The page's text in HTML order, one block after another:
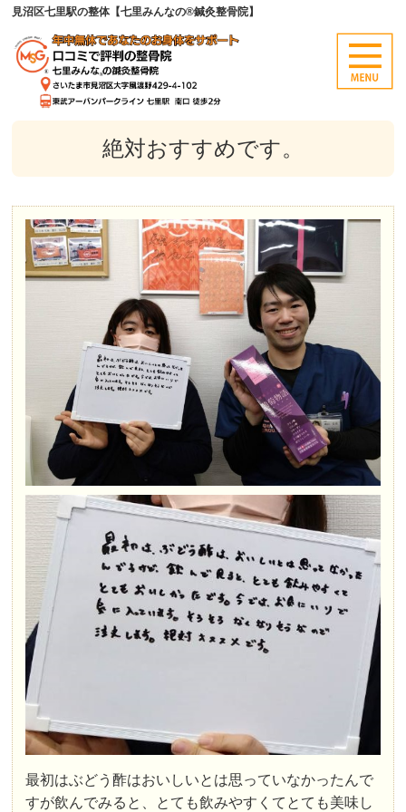
見沼区七里駅の整体【七里みんなの®鍼灸整骨院】
絶対おすすめです。
最初はぶどう酢はおいしいとは思っていなかったんで
すが飲んでみると、とても飲みやすくてとても美味し